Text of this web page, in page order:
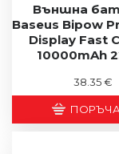
Външна
Baseus Bipow
Display Fast
10000mAh
38.35 €